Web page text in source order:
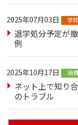
2025年07月03日 学
退学処分予定が
例
2025年10月17日 消
ネット上で知り
のトラブル